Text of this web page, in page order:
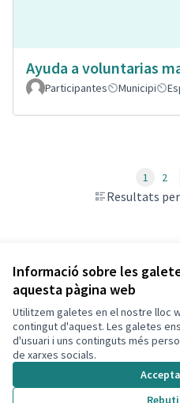
Informació sobre les
aquesta pàgina web
Utilitzem galetes en el nostre lloc
contingut d'aquest. Les galetes
d'usuari i uns continguts més
de xarxes socials.
Ayuda a voluntarias
Participantes
Municipi
Resultats
1 2
Veure totes les propostes retirades
Termes i condicions d'ús
Configuració de les galetes
Decidim Calafell a X
(Enllaç extern)
Decidim Calafell a Facebook
Decidim Calafell a
Decidim Calafell a
(Enllaç extern)